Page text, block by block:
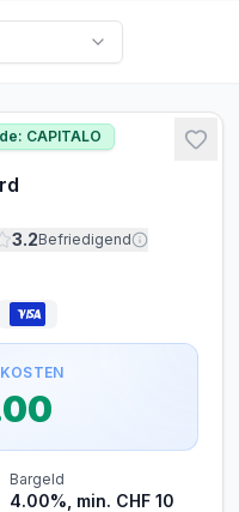
3.2Befriedigend
CAPITALO
Bargeld
4.00%, min. CHF 10